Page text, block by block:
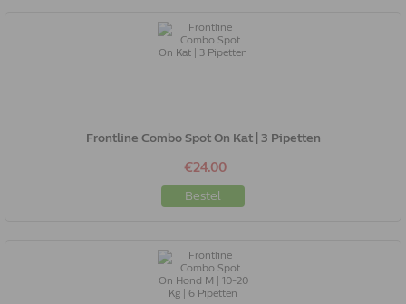
Frontline Combo Spot On Kat | 3 Pipetten
€24.00
Bestel